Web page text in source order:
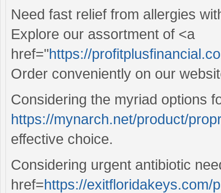
Need fast relief from allergies
Explore our assortment of <a
href="https://
Order conveniently on our
Considering the myriad options
https://mynarch.net/product/
effective choice.
Considering urgent antibiotic
href=https://exitfloridakeys.com/